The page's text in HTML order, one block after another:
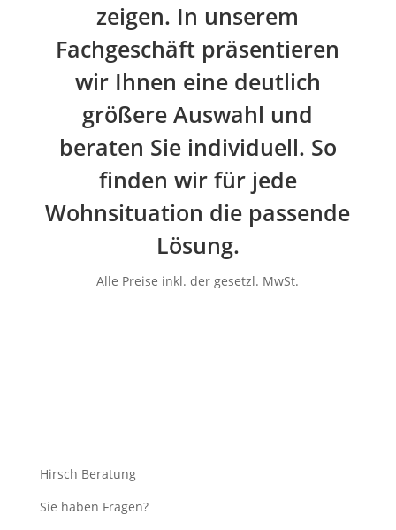
zeigen. In unserem
Fachgeschäft präsentieren
wir Ihnen eine deutlich
größere Auswahl und
beraten Sie individuell. So
finden wir für jede
Wohnsituation die passende
Lösung.
Alle Preise inkl. der gesetzl. MwSt.
Hirsch Beratung
Sie haben Fragen?